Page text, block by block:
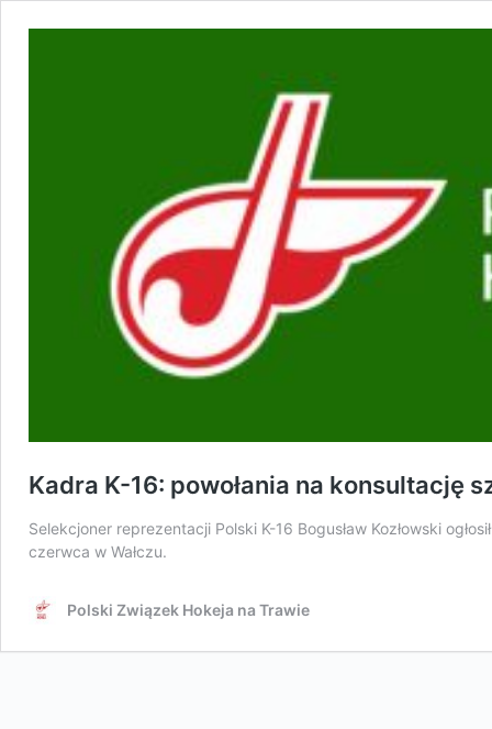
Kadra K-16: powołania na konsultację
Selekcjoner reprezentacji Polski K-16 Bogusław Kozłowski
czerwca w Wałczu.
Polski Związek Hokeja na Trawie